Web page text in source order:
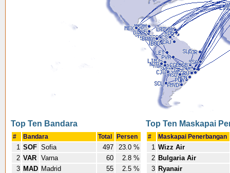
Top Ten Bandara
# Bandara Total Persen
1 SOF Sofia 497
23.0 %
2 VAR Varna 60
2.8 %
3 MAD Madrid 55
2.5 %
Top Ten Maskapai
# Maskapai Penerbangan
1 Wizz Air
2 Bulgaria Air
3 Ryanair